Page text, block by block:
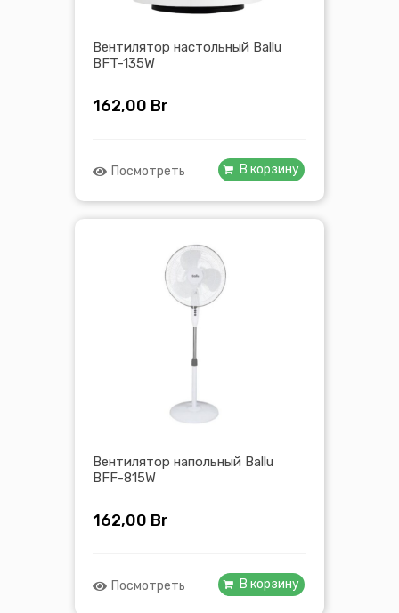
Вентилятор настольный Ballu
BFT-135W
162,00 Br
Посмотреть В корзину
Вентилятор напольный Ballu
BFF-815W
162,00 Br
Посмотреть В корзину